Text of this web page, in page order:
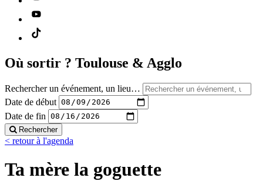
Où sortir ? Toulouse & Agglo
Rechercher un événement, un lieu…
Date de début
Date de fin
Rechercher
< retour à l'agenda
Ta mère la goguette